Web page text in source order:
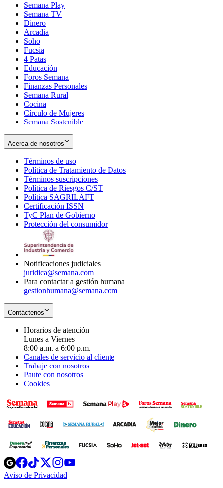
Semana Play
Semana TV
Dinero
Arcadia
Soho
in
new
window
Fucsia
in
new
window
4 Patas
Educación
Foros Semana
Finanzas Personales
Semana Rural
Cocina
Círculo de Mujeres
Semana Sostenible
Acerca de nosotros
Términos de uso
in
new
window
Política de Tratamiento de Datos
Términos suscripciones
in
Política de Riesgos C/ST
Política SAGRILAFT
new
window
Certificación ISSN
in
new
TyC Plan de Gobierno
in
Protección del consumidorOpens
Notificaciones judiciales
juridica@semana.com
Para contactar a gestión humana
gestionhumana@semana.com
Contáctenos
Horarios de atención
Lunes a Viernes
8:00 a.m. a 6:00 p.m.
Canales de servicio al cliente
Trabaje con nosotros
Paute con nosotros
Cookies
Opens
in
new
Opens
in
new
Opens
in
new
Opens
new
Aviso de Privacidad